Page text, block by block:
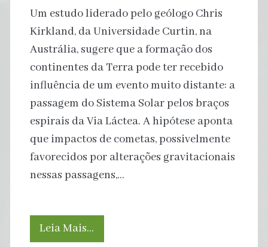
Um estudo liderado pelo geólogo Chris
Kirkland, da Universidade Curtin, na
Austrália, sugere que a formação dos
continentes da Terra pode ter recebido
influência de um evento muito distante: a
passagem do Sistema Solar pelos braços
espirais da Via Láctea. A hipótese aponta
que impactos de cometas, possivelmente
favorecidos por alterações gravitacionais
nessas passagens,…
Leia Mais…